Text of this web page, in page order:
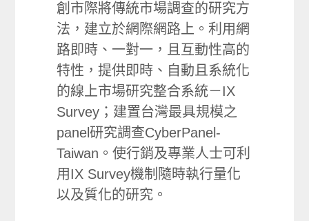
創市際將傳統市場調查的研究方
法，建立於網際網路上。利用網
路即時、一對一，且互動性高的
特性，提供即時、自動且系統化
的線上市場研究整合系統－IX
Survey；建置台灣最具規模之
panel研究調查CyberPanel-
Taiwan。使行銷及專業人士可利
用IX Survey機制隨時執行量化
以及質化的研究。